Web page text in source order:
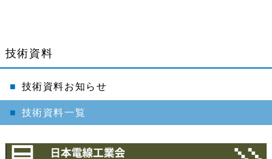
技術資料
技術資料お知らせ
技術資料一覧